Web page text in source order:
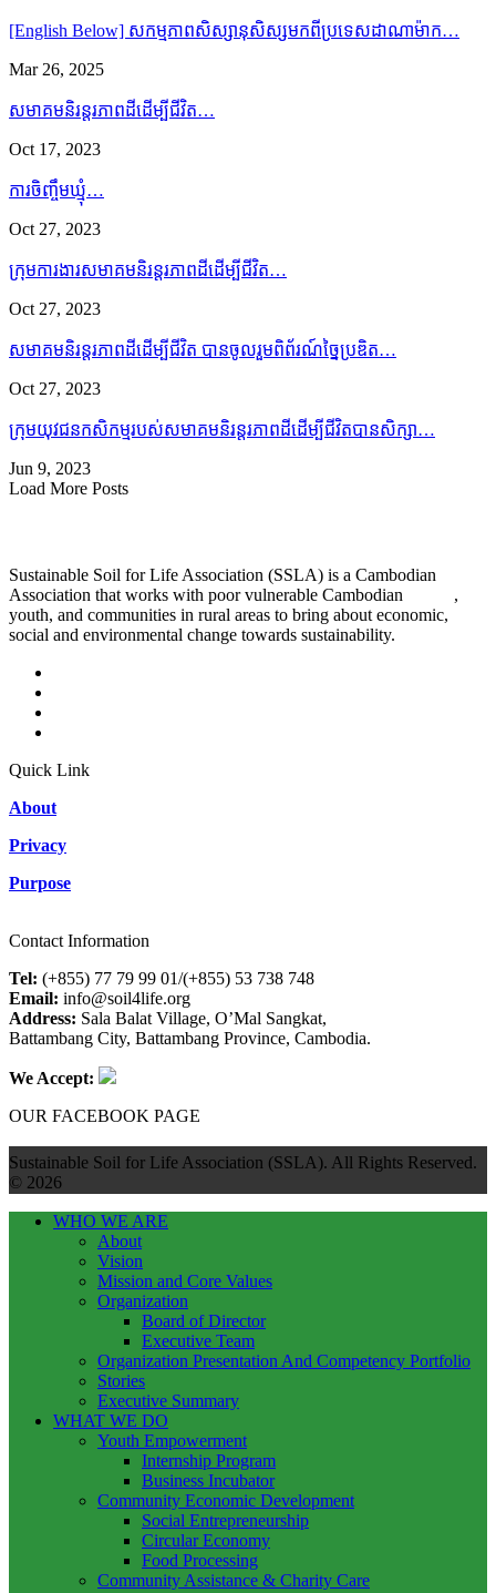
[English Below] សកម្មភាពសិស្សានុសិស្សមកពីប្រទេសដាណាម៉ាក…
Mar 26, 2025
សមាគមនិរន្តរភាពដីដើម្បីជីវិត…
Oct 17, 2023
ការចិញ្ចឹមឃ្មុំ…
Oct 27, 2023
ក្រុមការងារសមាគមនិរន្តរភាពដីដើម្បីជីវិត…
Oct 27, 2023
សមាគមនិរន្តរភាពដីដើម្បីជីវិត បានចូលរួមពិព័រណ៍ច្នៃប្រឌិត…
Oct 27, 2023
ក្រុមយុវជនកសិកម្មរបស់សមាគមនិរន្តរភាពដីដើម្បីជីវិតបានសិក្សា…
Jun 9, 2023
Load More Posts
Sustainable Soil for Life Association (SSLA) is a Cambodian
Association that works with poor vulnerable Cambodian
,
youth, and communities in rural areas to bring about economic,
social and environmental change towards sustainability.
Quick Link
About
Privacy
Purpose
Contact Information
Tel: (+855) 77 79 99 01/(+855) 53 738 748
Email: info@soil4life.org
Address: Sala Balat Village, O’Mal Sangkat,
Battambang City, Battambang Province, Cambodia.
We Accept:
OUR FACEBOOK PAGE
Sustainable Soil for Life Association (SSLA). All Rights Reserved.
© 2026
WHO WE ARE
About
Vision
Mission and Core Values
Organization
Board of Director
Executive Team
Organization Presentation And Competency Portfolio
Stories
Executive Summary
WHAT WE DO
Youth Empowerment
Internship Program
Business Incubator
Community Economic Development
Social Entrepreneurship
Circular Economy
Food Processing
Community Assistance & Charity Care